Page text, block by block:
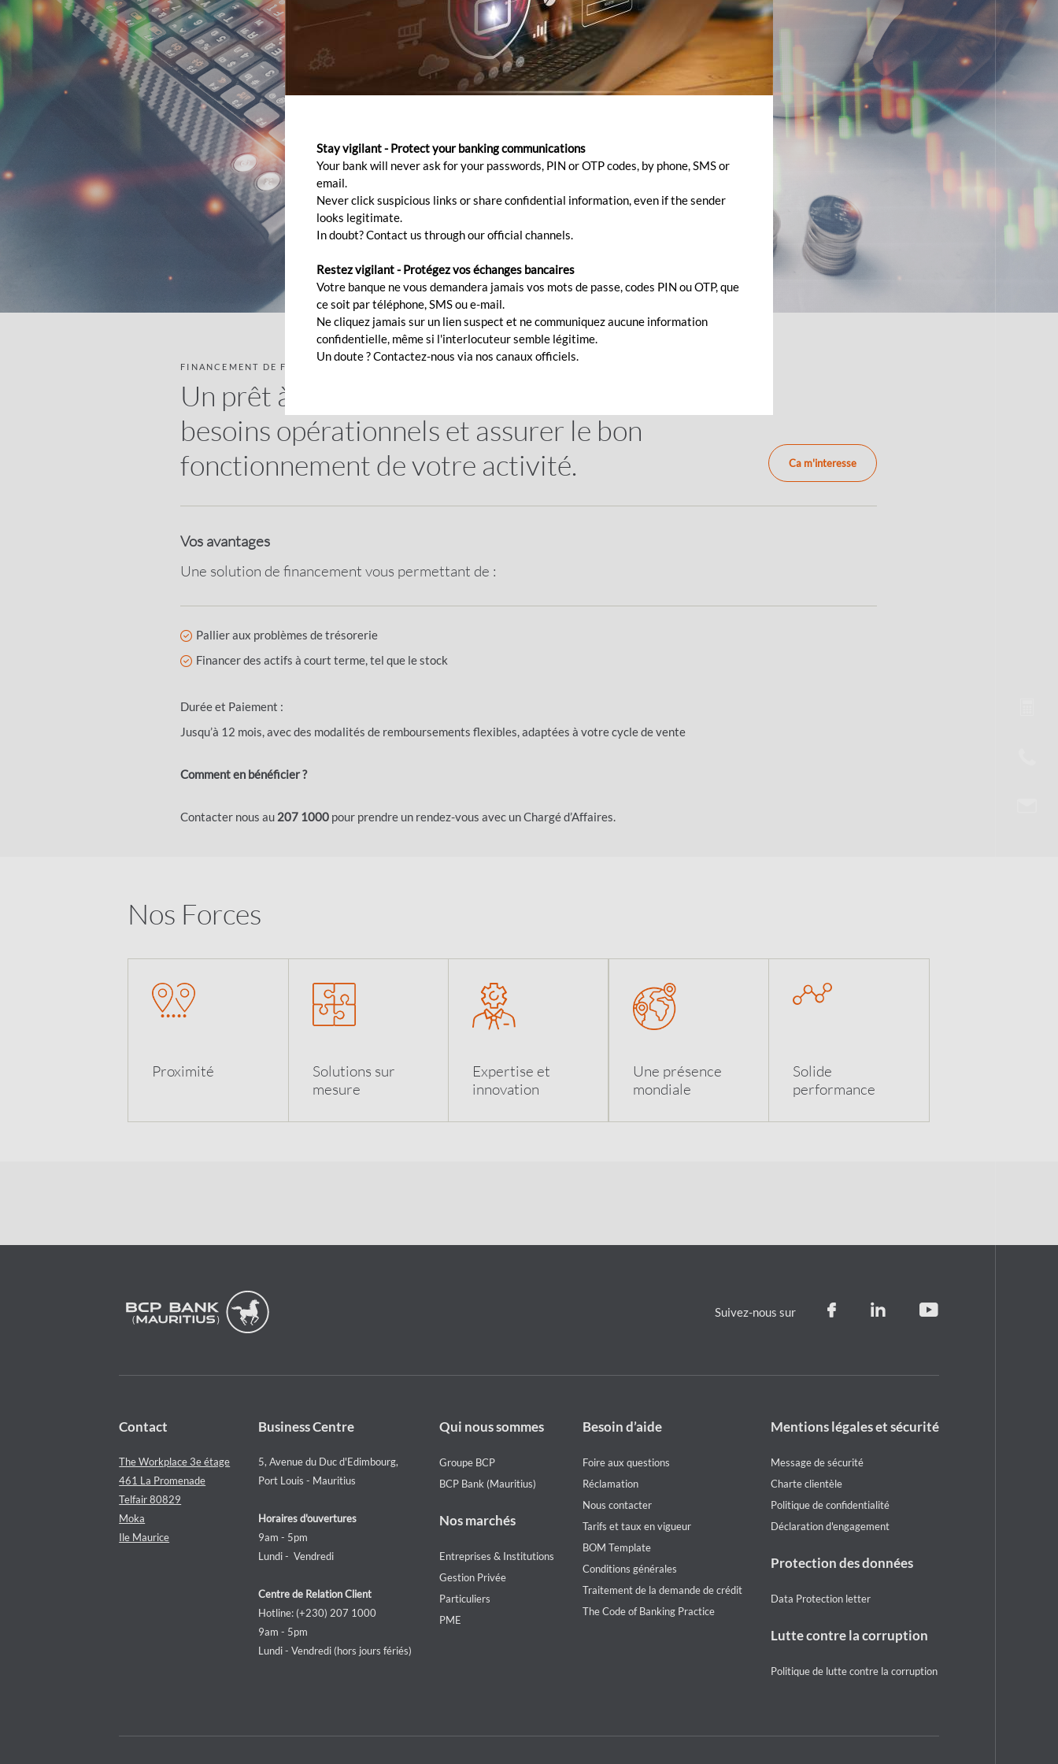
FINANCEMENT DE FONDS DE ROULEMENT
Un prêt à court terme pour soutenir vos
besoins opérationnels et assurer le bon
fonctionnement de votre activité.
Ca m'interesse
Vos avantages
Une solution de financement vous permettant de :
Pallier aux problèmes de trésorerie
Financer des actifs à court terme, tel que le stock
Durée et Paiement :
Jusqu’à 12 mois, avec des modalités de remboursements flexibles, adaptées à votre cycle de vente
Comment en bénéficier ?
Contacter nous au 207 1000 pour prendre un rendez-vous avec un Chargé d’Affaires.
Nos Forces
Proximité
Solutions sur
mesure
Expertise et
innovation
Une présence
mondiale
Solide
performance
Stay vigilant - Protect your banking communications
Your bank will never ask for your passwords, PIN or OTP codes, by phone, SMS or
email.
Never click suspicious links or share confidential information, even if the sender
looks legitimate.
In doubt? Contact us through our official channels.
Restez vigilant - Protégez vos échanges bancaires
Votre banque ne vous demandera jamais vos mots de passe, codes PIN ou OTP, que
ce soit par téléphone, SMS ou e-mail.
Ne cliquez jamais sur un lien suspect et ne communiquez aucune information
confidentielle, même si l'interlocuteur semble légitime.
Un doute ? Contactez-nous via nos canaux officiels.
Suivez-nous sur
Contact
The Workplace 3e étage
461 La Promenade
Telfair 80829
Moka
Ile Maurice
Business Centre
5, Avenue du Duc d'Edimbourg,
Port Louis - Mauritius
Horaires d'ouvertures
9am - 5pm
Lundi - Vendredi
Centre de Relation Client
Hotline: (+230) 207 1000
9am - 5pm
Lundi - Vendredi (hors jours fériés)
Footer
we
Qui nous sommes
Groupe BCP
BCP Bank (Mauritius)
Nos marchés
Entreprises & Institutions
Gestion Privée
Particuliers
PME
Footer
menu
Besoin d’aide
Foire aux questions
Réclamation
Nous contacter
Tarifs et taux en vigueur
BOM Template
Conditions générales
Traitement de la demande de crédit
The Code of Banking Practice
Footer
notice
Mentions légales et sécurité
Message de sécurité
Charte clientèle
Politique de confidentialité
Déclaration d'engagement
Protection des données
Data Protection letter
Lutte contre la corruption
Politique de lutte contre la corruption